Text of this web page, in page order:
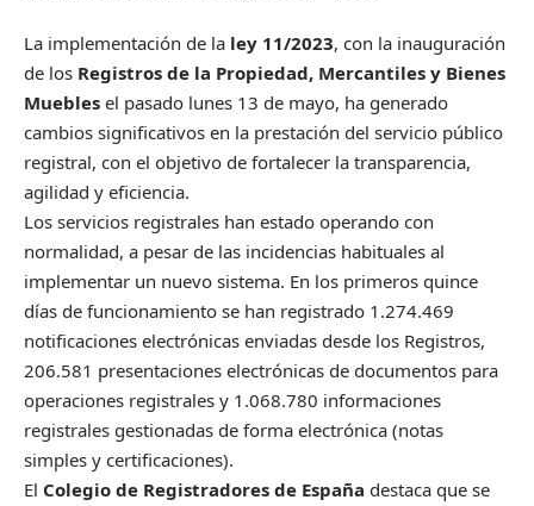
La implementación de la ley 11/2023, con la inauguración
de los Registros de la Propiedad, Mercantiles y Bienes
Muebles el pasado lunes 13 de mayo, ha generado
cambios significativos en la prestación del servicio público
registral, con el objetivo de fortalecer la transparencia,
agilidad y eficiencia.
Los servicios registrales han estado operando con
normalidad, a pesar de las incidencias habituales al
implementar un nuevo sistema. En los primeros quince
días de funcionamiento se han registrado 1.274.469
notificaciones electrónicas enviadas desde los Registros,
206.581 presentaciones electrónicas de documentos para
operaciones registrales y 1.068.780 informaciones
registrales gestionadas de forma electrónica (notas
simples y certificaciones).
El Colegio de Registradores de España destaca que se